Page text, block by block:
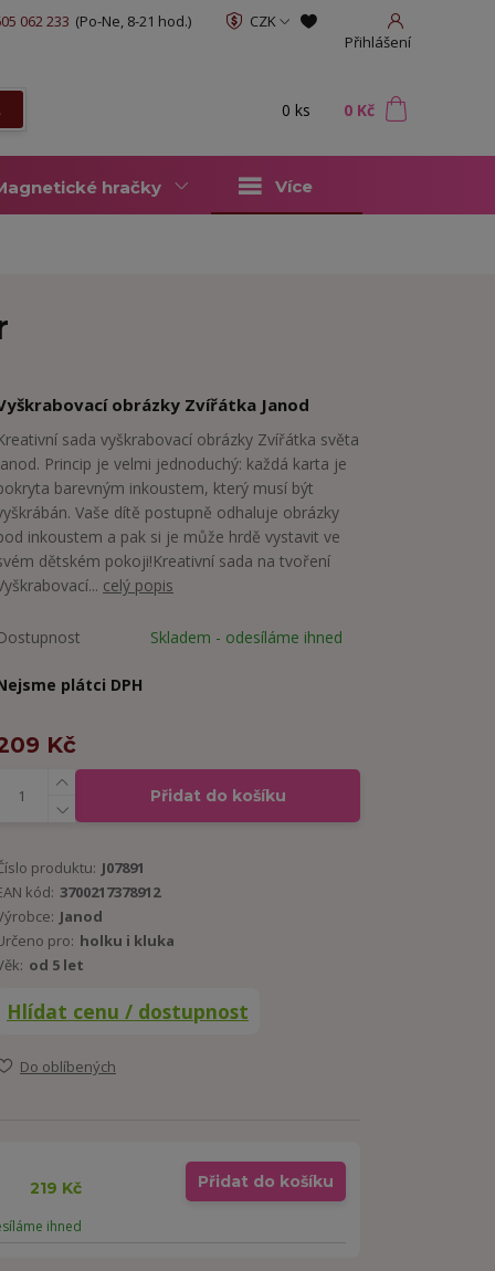
CZK
Přihlášení
062 233 (Po-Ne, 8-21 hod.)
0 ks 0 Kč
hračky Více
obrázky Zvířátka Janod
sada vyškrabovací obrázky Zvířátka světa
Princip je velmi jednoduchý: každá karta je
barevným inkoustem, který musí být
Vaše dítě postupně odhaluje obrázky
inkoustem a pak si je může hrdě vystavit ve
dětském pokoji!Kreativní sada na tvoření
celý popis
Skladem - odesíláme ihned
plátci DPH
Kč
Přidat do košíku
produktu: J07891
kód: 3700217378912
Janod
pro: holku i kluka
od 5 let
Hlídat cenu / dostupnost
Do oblíbených
219 Kč
ihned
Přidat do košíku